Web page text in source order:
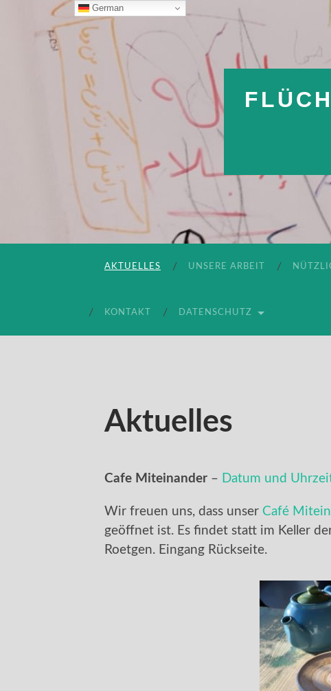
AKTUELLES UNSERE ARBEIT
KONTAKT DATENSCHUTZ
Aktuelles
Cafe Miteinander – Datum und
Wir freuen uns, dass unser Café
geöffnet ist. Es findet statt im Keller
Roetgen. Eingang Rückseite.
German